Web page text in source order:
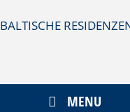
BALTISCHE
MENU